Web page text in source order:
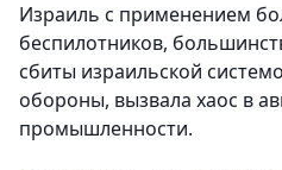
Израиль с применением
беспилотников,
сбиты израильской
обороны, вызвала хаос в
промышленности.